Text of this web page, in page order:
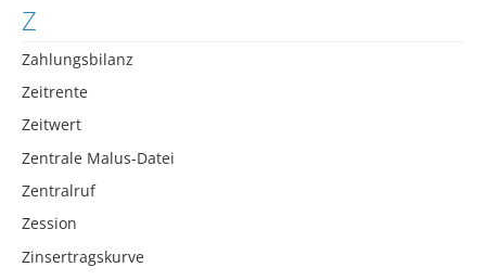
Z
Zahlungsbilanz
Zeitrente
Zeitwert
Zentrale Malus-Datei
Zentralruf
Zession
Zinsertragskurve